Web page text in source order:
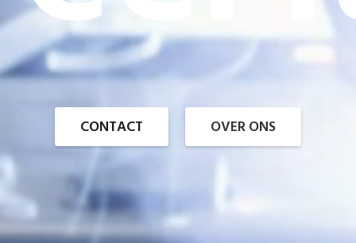
CONTACT OVER ONS